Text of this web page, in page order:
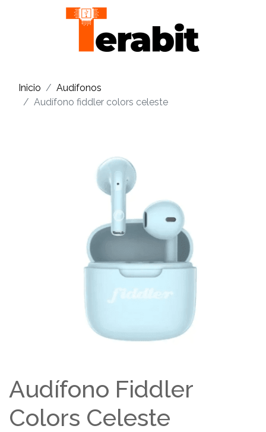
Inicio
Audífonos
Audífono fiddler colors celeste
Audífono Fiddler
Colors Celeste